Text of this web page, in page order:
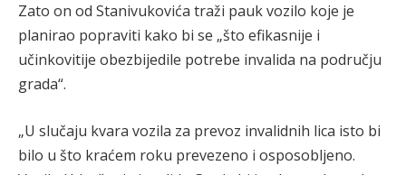
Zato on od Stanivukovića traži pauk vozilo koje je
planirao popraviti kako bi se „što efikasnije i
učinkovitije obezbijedile potrebe invalida na području
grada“.
„U slučaju kvara vozila za prevoz invalidnih lica isto bi
bilo u što kraćem roku prevezeno i osposobljeno.